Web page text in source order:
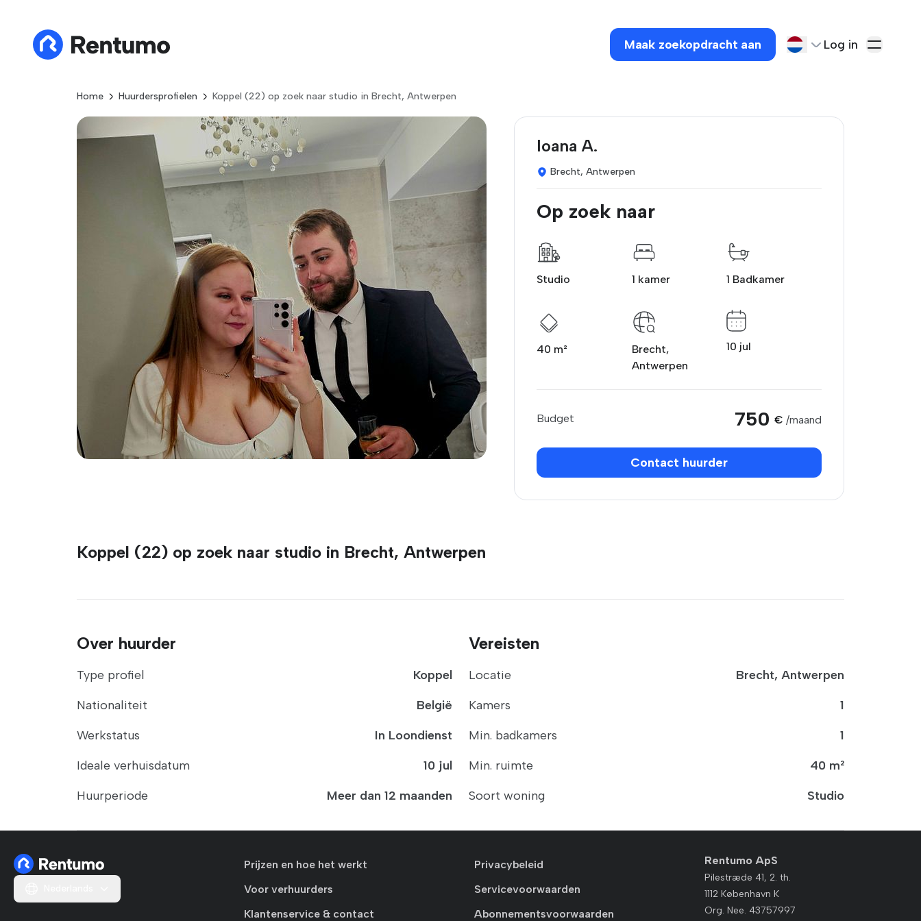
Maak zoekopdracht aan Log in
Home Huurdersprofielen Koppel (22) op zoek naar studio in Brecht, Antwerpen
Ioana A.
Brecht, Antwerpen
Op zoek naar
Studio 1 kamer 1 Badkamer
40 m²
Brecht,
Antwerpen
10 jul
Budget 750 € /maand
Contact huurder
Koppel (22) op zoek naar studio in Brecht, Antwerpen
Over huurder
Type profiel
Koppel
Nationaliteit
België
Werkstatus
In Loondienst
Ideale verhuisdatum
10 jul
Huurperiode
Meer dan 12 maanden
Vereisten
Locatie
Brecht, Antwerpen
Kamers
1
Min. badkamers
1
Min. ruimte
40 m²
Soort woning
Studio
Prijzen en hoe het werkt
Voor verhuurders
Klantenservice & contact
Privacybeleid
Servicevoorwaarden
Abonnementsvoorwaarden
Rentumo ApS
Pilestræde 41, 2. th.
1112 København K
Org. Nee. 43757997